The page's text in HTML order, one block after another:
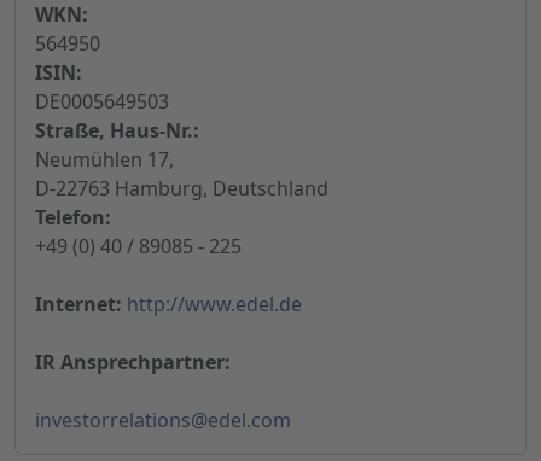
WKN:
564950
ISIN:
DE0005649503
Straße, Haus-Nr.:
Neumühlen 17,
D-22763 Hamburg, Deutschland
Telefon:
+49 (0) 40 / 89085 - 225
Internet: http://www.edel.de
IR Ansprechpartner:
investorrelations@edel.com